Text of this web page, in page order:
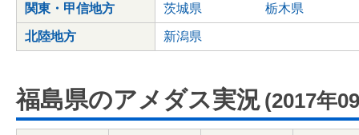
関東・甲信地方 茨城県 栃木県
北陸地方 新潟県
福島県のアメダス実況 (2017年